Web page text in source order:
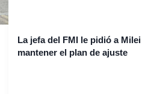
La jefa del FMI le pidió a Milei
mantener el plan de ajuste